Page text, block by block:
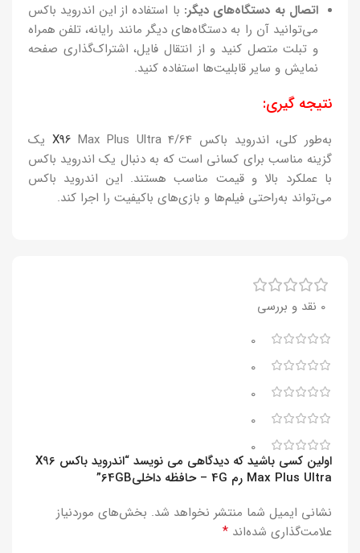
اتصال به دستگاه‌های دیگر: با استفاده از این اندروید باکس
می‌توانید آن را به دستگاه‌های دیگر مانند رایانه، تلفن همراه
و تبلت متصل کنید و از انتقال فایل، اشتراک‌گذاری صفحه
نمایش و سایر قابلیت‌ها استفاده کنید.
نتیجه گیری:
به‌طور کلی، اندروید باکس X96 Max Plus Ultra 4/64 یک
گزینه مناسب برای کسانی است که به دنبال یک اندروید باکس
با عملکرد بالا و قیمت مناسب هستند. این اندروید باکس
می‌تواند به‌راحتی فیلم‌ها و بازی‌های باکیفیت را اجرا کند.
0 نقد و بررسی
0
0
0
0
0
اولین کسی باشید که دیدگاهی می نویسد “اندروید باکس X96
Max Plus Ultra رم 4G – حافظه داخلی64GB”
نشانی ایمیل شما منتشر نخواهد شد. بخش‌های موردنیاز
علامت‌گذاری شده‌اند *